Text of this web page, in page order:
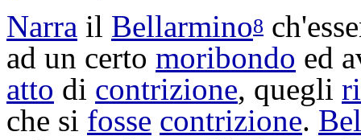
Narra il Bellarmino8
ad un certo moribondo ed
atto di contrizione, quegli
che si fosse contrizione.